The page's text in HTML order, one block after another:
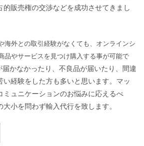
的販売権の交渉などを成功させてきまし
海外との取引経験がなくても、オンラインシ
品やサービスを見つけ購入する事が可能で
届かなかったり、不良品が届いたり、間違
い経験をした方も多いと思います。マッ
ミュニケーションのお悩みに応えるべ
小を問わず輸入代行を致します。